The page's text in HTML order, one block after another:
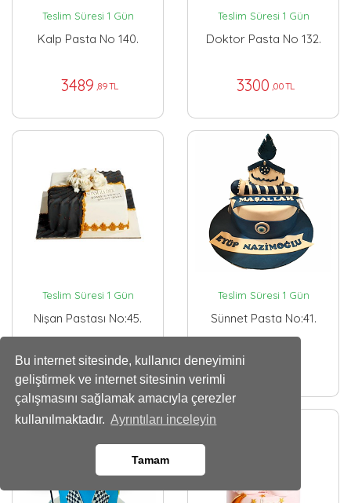
Bu internet sitesinde, kullanıcı deneyimini
geliştirmek ve internet sitesinin verimli
çalışmasını sağlamak amacıyla çerezler
kullanılmaktadır. Ayrıntıları inceleyin
Tamam
Teslim Süresi 1 Gün
Kalp Pasta No 140.
3489 ,89 TL
Teslim Süresi 1 Gün
Doktor Pasta No 132.
3300 ,00 TL
Teslim Süresi 1 Gün
Nişan Pastası No:45.
6979 ,78 TL
Teslim Süresi 1 Gün
Sünnet Pasta No:41.
5583